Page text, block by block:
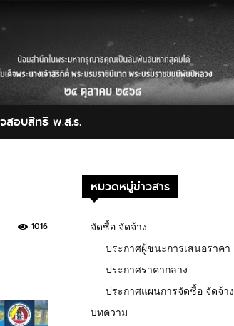
สอบสิทธิ พ.ส.ร.
1016
หมวดหมู่ข่าวสาร
จัดซื้อ จัดจ้าง
ประกาศผู้ชนะการเสนอราคา
ประกาศราคากลาง
ประกาศแผนการจัดซื้อ จัดจ้าง
บทความ